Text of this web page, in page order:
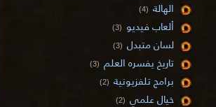
الهالة (4)
ألعاب فيديو (3)
لسان متبدل (3)
تاريخ يفسره العلم (3)
برامج تلفزيونية (2)
خيال علمي (2)